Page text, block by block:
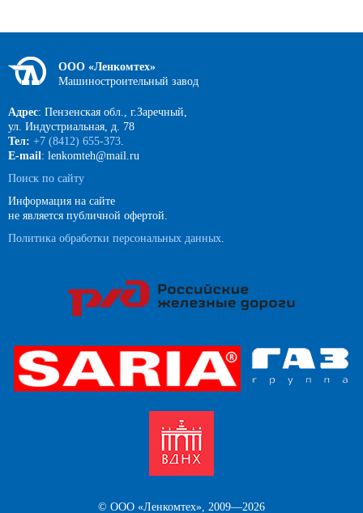
ООО «Ленкомтех»
Машиностроительный завод
Адрес: Пензенская обл., г.Заречный,
ул. Индустриальная, д. 78
Тел: +7 (8412) 655-373.
E-mail: lenkomteh@mail.ru
Поиск по сайту
Информация на сайте
не является публичной офертой.
Политика обработки персональных данных.
© ООО «Ленкомтех», 2009—2026